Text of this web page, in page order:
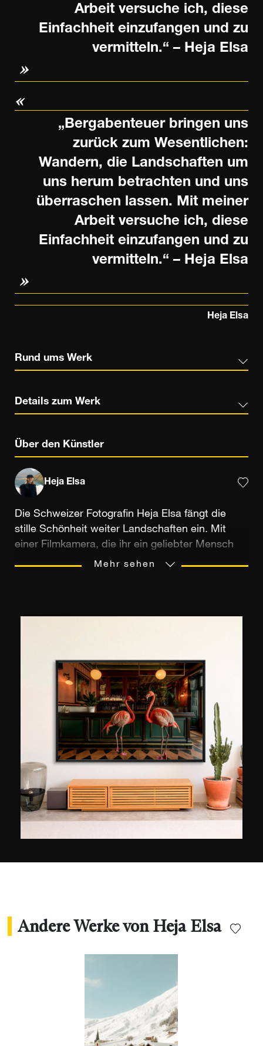
Arbeit versuche ich, diese
Einfachheit einzufangen und zu
vermitteln.“ – Heja Elsa
„Bergabenteuer bringen uns
zurück zum Wesentlichen:
Wandern, die Landschaften um
uns herum betrachten und uns
überraschen lassen. Mit meiner
Arbeit versuche ich, diese
Einfachheit einzufangen und zu
vermitteln.“ – Heja Elsa
Heja Elsa
Rund ums Werk
Details zum Werk
Über den Künstler
Heja Elsa
Die Schweizer Fotografin Heja Elsa fängt die
stille Schönheit weiter Landschaften ein. Mit
einer Filmkamera, die ihr ein geliebter Mensch
schenkte, lernte sie die Fotografie kennen und
Einfachheit des Augenblicks einzufangen. Jeder
Bergausflug wird so zu einer intuitiven
Erkundungsreise, bei der sich die Künstlerin von
der Poesie der Landschaften leiten lässt, die sie
Mehr sehen
Andere Werke von Heja Elsa